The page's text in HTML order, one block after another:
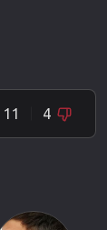
11 4